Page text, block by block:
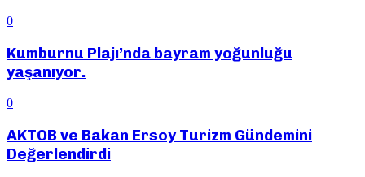
0
Kumburnu Plajı’nda bayram yoğunluğu
yaşanıyor.
0
AKTOB ve Bakan Ersoy Turizm Gündemini
Değerlendirdi